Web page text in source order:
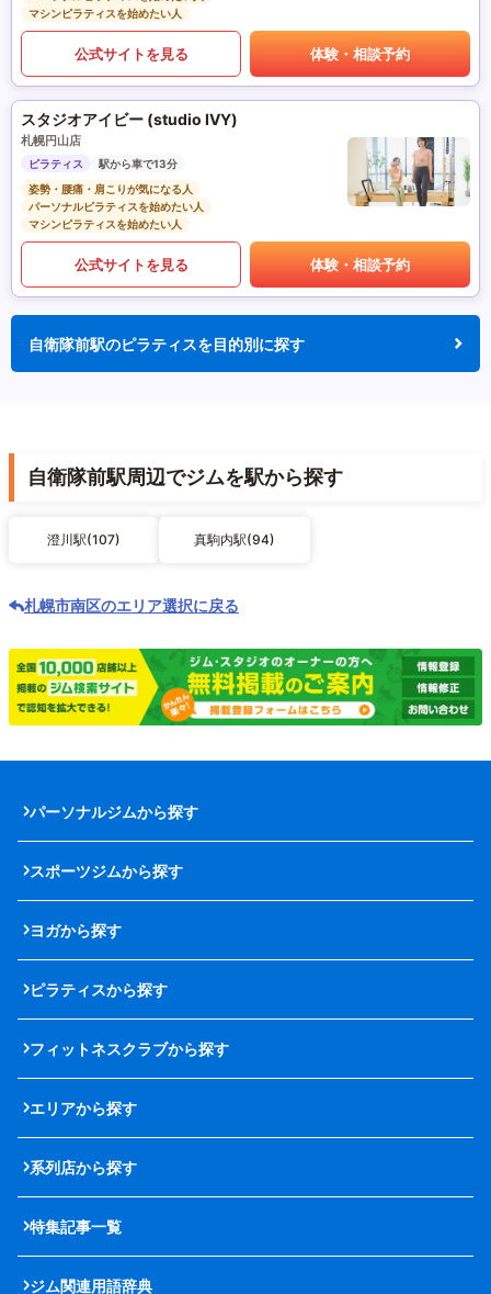
マシンピラティスを始めたい人
公式サイトを見る 体験・相談予約
スタジオアイビー (studio IVY)
札幌円山店
ピラティス
駅から車で13分
姿勢・腰痛・肩こりが気になる人
パーソナルピラティスを始めたい人
マシンピラティスを始めたい人
公式サイトを見る 体験・相談予約
自衛隊前駅のピラティスを目的別に探す
自衛隊前駅周辺でジムを駅から探す
澄川駅(107) 真駒内駅(94)
札幌市南区のエリア選択に戻る
パーソナルジムから探す
スポーツジムから探す
ヨガから探す
ピラティスから探す
フィットネスクラブから探す
エリアから探す
系列店から探す
特集記事一覧
ジム関連用語辞典